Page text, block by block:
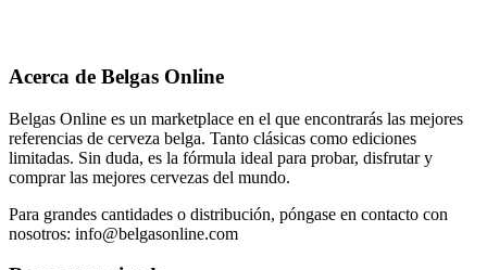
Acerca de Belgas Online
Belgas Online es un marketplace en el que encontrarás las mejores
referencias de cerveza belga. Tanto clásicas como ediciones
limitadas. Sin duda, es la fórmula ideal para probar, disfrutar y
comprar las mejores cervezas del mundo.
Para grandes cantidades o distribución, póngase en contacto con
nosotros: info@belgasonline.com